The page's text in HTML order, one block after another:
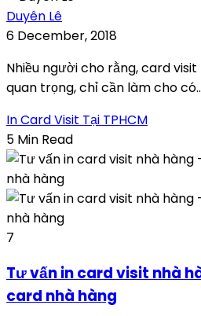
Duyên Lê
6 December, 2018
Nhiều người cho rằng, card
quan trọng, chỉ cần làm cho
In Card Visit Tại TPHCM
5 Min Read
7
Tư vấn in card visit nhà
card nhà hàng